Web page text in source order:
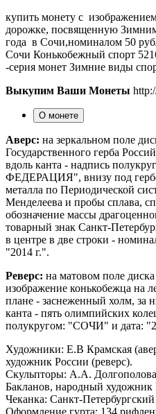
купить монету с
дорожке, посвященную
года в Сочи,номиналом 50
Сочи Конькобежный спорт
-серия монет Зимние виды
Выкупим Ваши Монеты
О монете
Аверс: на зеркальном поле
Государственного герба
вдоль канта - надпись
ФЕДЕРАЦИЯ", внизу под
металла по Периодической
Менделеева и пробы сплава,
обозначение массы
товарный знак Санкт-
в центре в две строки -
"2014 г.".
Реверс: на матовом поле
изображение конькобежца на
плане - заснеженный холм, за
канта - пять олимпийских
полукругом: "СОЧИ" и дата:
Художники: Е.В Крамская
художник России (реверс).
Скульпторы: А.А.
Бакланов, народный художник
Чеканка: Санкт-
Оформление гурта: 134